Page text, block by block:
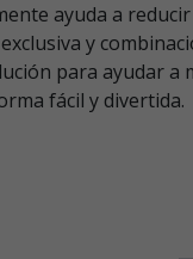
ayuda a
y
para ayudar a
fácil y divertida.